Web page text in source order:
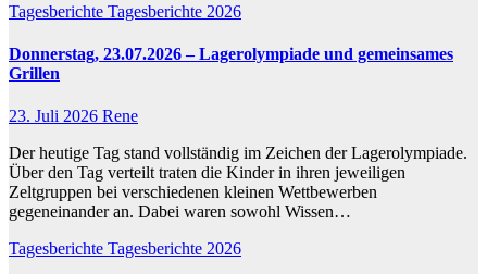
Tagesberichte Tagesberichte 2026
Donnerstag, 23.07.2026 – Lagerolympiade und gemeinsames
Grillen
23. Juli 2026 Rene
Der heutige Tag stand vollständig im Zeichen der Lagerolympiade.
Über den Tag verteilt traten die Kinder in ihren jeweiligen
Zeltgruppen bei verschiedenen kleinen Wettbewerben
gegeneinander an. Dabei waren sowohl Wissen…
Tagesberichte Tagesberichte 2026